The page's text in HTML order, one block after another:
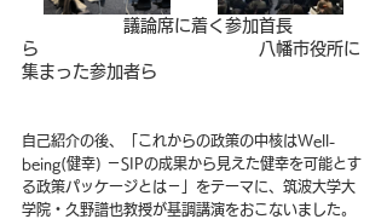
議論席に着く参加首長
ら　　　　　　　　　　　　　八幡市役所に
集まった参加者ら
自己紹介の後、「これからの政策の中核はWell-
being(健幸) －SIPの成果から見えた健幸を可能とす
る政策パッケージとは－」 をテーマに、筑波大学大
学院・久野譜也教授が基調講演をおこないました。